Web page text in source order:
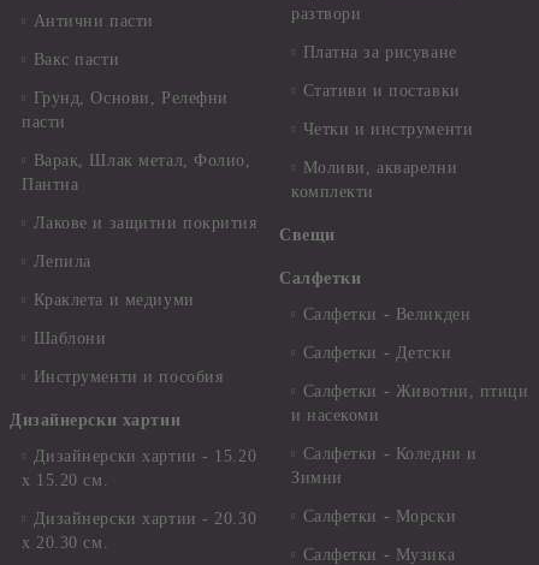
Антични пасти
Вакс пасти
Грунд, Основи, Релефни
пасти
Варак, Шлак метал, Фолио,
Пантна
Лакове и защитни покрития
Лепила
Краклета и медиуми
Шаблони
Инструменти и пособия
Дизайнерски хартии
Дизайнерски хартии - 15.20
х 15.20 см.
Дизайнерски хартии - 20.30
х 20.30 см.
разтвори
Платна за рисуване
Стативи и поставки
Четки и инструменти
Моливи, акварелни
комплекти
Свещи
Салфетки
Салфетки - Великден
Салфетки - Детски
Салфетки - Животни, птици
и насекоми
Салфетки - Коледни и
Зимни
Салфетки - Морски
Салфетки - Музика